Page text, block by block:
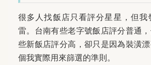
很多人找飯店只看評分星星，但我
雷。台南有些老字號飯店評分普通
些新飯店評分高，卻只是因為裝潢
個我實際用來篩選的準則。